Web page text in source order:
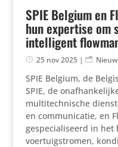
SPIE Belgium en
hun expertise
intelligent
25 nov 2025|
SPIE Belgium, de
SPIE, de
multitechnische
en communicatie, en
gespecialiseerd in het
voertuigstromen,